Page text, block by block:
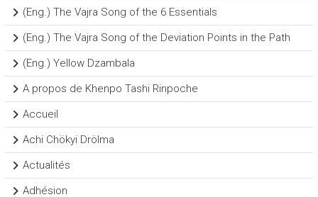
(Eng.) The Vajra Song of the 6 Essentials
(Eng.) The Vajra Song of the Deviation Points in the Path
(Eng.) Yellow Dzambala
A propos de Khenpo Tashi Rinpoche
Accueil
Achi Chökyi Drölma
Actualités
Adhésion